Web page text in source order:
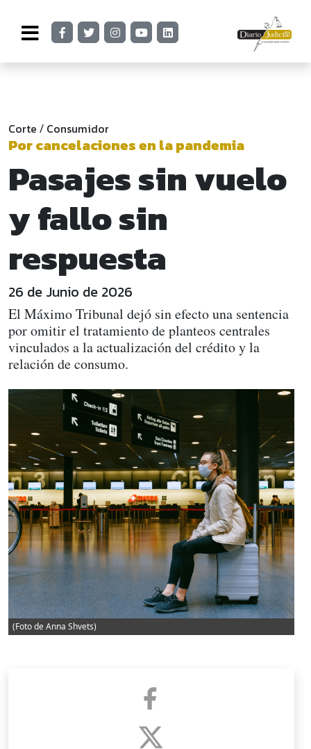
Corte / Consumidor
Por cancelaciones en la pandemia
Pasajes sin vuelo
y fallo sin
respuesta
26 de Junio de 2026
El Máximo Tribunal dejó sin efecto una sentencia
por omitir el tratamiento de planteos centrales
vinculados a la actualización del crédito y la
relación de consumo.
(Foto de Anna Shvets)